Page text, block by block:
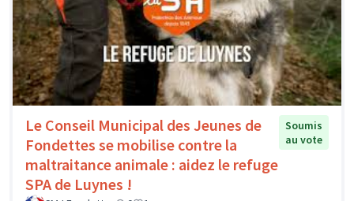
Le Conseil Municipal des Jeunes de
Fondettes se mobilise contre la
maltraitance animale : aidez le refuge
SPA de Luynes !
Soumis
au vote